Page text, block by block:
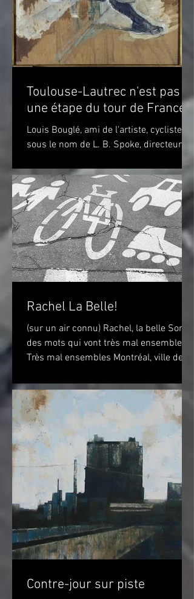
Toulouse-Lautrec n'est pas
une étape du tour de France!
Louis Bouglé, ami de l'artiste, cycliste
sous le nom de L. B. Spoke, directeur de
Lautrec 1898 (huile...
Rachel La Belle!
(sur un air connu) Rachel, la belle Sont
des mots qui vont très mal ensembles
Très mal ensembles Montréal, ville de
Contre-jour sur piste